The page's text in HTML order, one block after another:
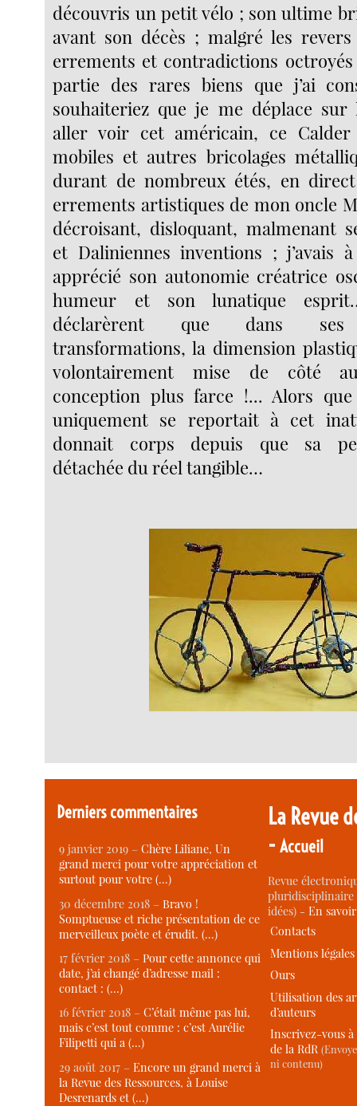
découvris un petit vélo ; son ultime
avant son décès ; malgré les
errements et contradictions
partie des rares biens que j’ai
souhaiteriez que je me déplace
aller voir cet américain, ce Calder
mobiles et autres bricolages
durant de nombreux étés, en direct
errements artistiques de mon oncle
décroisant, disloquant, malmenant
et Daliniennes inventions ; j’avais
apprécié son autonomie créatrice
humeur et son lunatique
déclarèrent que dans ses
transformations, la dimension
volontairement mise de côté
conception plus farce !... Alors que
uniquement se reportait à cet
donnait corps depuis que sa
détachée du réel tangible…
Derniers commentaires
9 janvier 2019 –Chère Liliane, Un
grand merci pour votre appréciation et
surtout pour votre (…)
30 décembre 2018 –Bravo !
Somptueuse et riche présentation de ce
merveilleux poète et érudit. (…)
17 février 2018 –Pour cette annonce qui
date, j’ai changé d’adresse mail :
contact : (…)
16 février 2018 –C’était même pas lui,
mais c’est tout comme : c’est Aurélie
Filipetti qui a (…)
29 août 2017 –Encore un grand merci à
la Revue des Ressources, à Louise
Desrenards et (…)
La Revue
-Accueil
Revue
idées) -En
Contacts
Mentions légales
Ours
Utilisation des
d’auteurs
Inscrivez-vous
de la RdR
ni contenu)